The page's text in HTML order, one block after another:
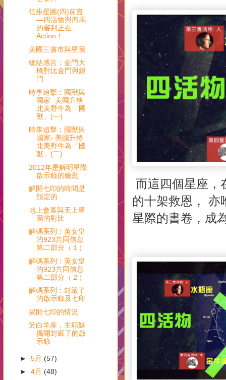
而這四個星座，
的十架救恩， 亦
星際的書卷，成
信步星圖(四)前言
—四活物與四馬
的審判正在
Action！
美國三藩市與星圖
總結感言：金門大
橋對比金門與銀
門
時事追擊︰國獸與
國家- 美國升格
北美野牛為「國
獸」(一)
時事追擊︰國獸與
國家- 美國升格
北美野牛為「國
獸」(二)
2012年是解明星際
啟示錄的鑰匙
解開七印的時間是
預定的
地上會幕與天上星
圖的對比
解碼系列：英女皇
的923共同信息
第二部分（１）
解碼系列：英女皇
的923共同信息
第二部分（２）
解碼系列︰封嚴了
的啟示錄及七印
揭開七印的情況
於白羊座，主耶穌
揭開封嚴了的啟
示錄
► 5月 (57)
► 4月 (48)